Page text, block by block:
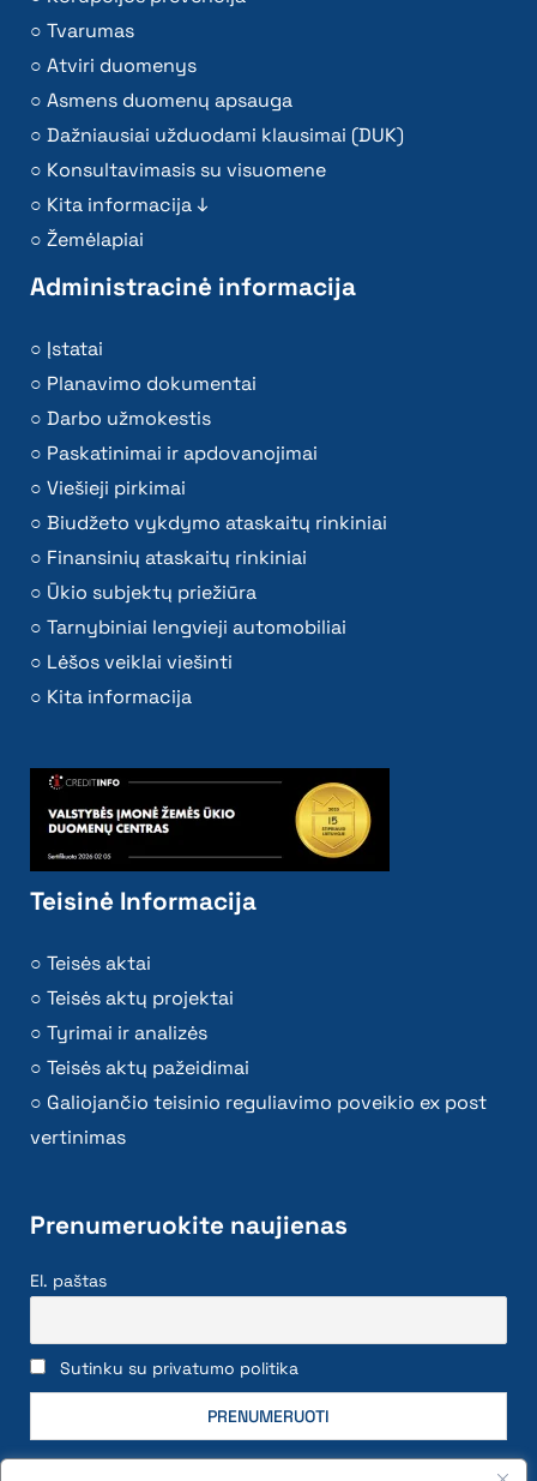
Tvarumas
Atviri duomenys
Asmens duomenų apsauga
Dažniausiai užduodami klausimai (DUK)
Konsultavimasis su visuomene
Kita informacija ↓
Žemėlapiai
Administracinė informacija
Įstatai
Planavimo dokumentai
Darbo užmokestis
Paskatinimai ir apdovanojimai
Viešieji pirkimai
Biudžeto vykdymo ataskaitų rinkiniai
Finansinių ataskaitų rinkiniai
Ūkio subjektų priežiūra
Tarnybiniai lengvieji automobiliai
Lėšos veiklai viešinti
Kita informacija
Teisinė Informacija
Teisės aktai
Teisės aktų projektai
Tyrimai ir analizės
Teisės aktų pažeidimai
Galiojančio teisinio reguliavimo poveikio ex post
vertinimas
Prenumeruokite naujienas
El. paštas
Sutinku su privatumo politika